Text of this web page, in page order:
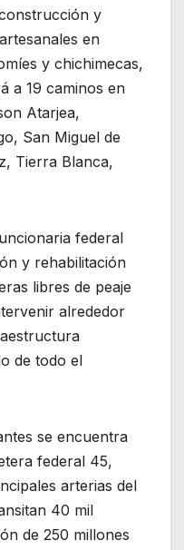
y
en
y chichimecas,
a 19 caminos en
Atarjea,
San Miguel de
Tierra Blanca,
federal
y rehabilitación
libres de peaje
alrededor
de todo el
se encuentra
federal 45,
arterias del
40 mil
de 250 millones